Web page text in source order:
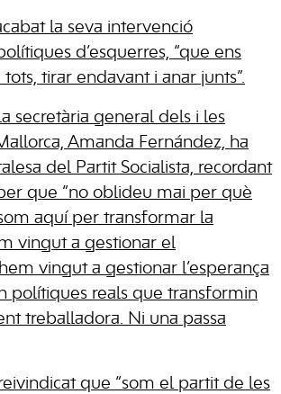
la seva intervenció
d’esquerres, “que ens
tirar endavant i anar junts”.
secretària general dels i les
Amanda Fernández, ha
del Partit Socialista, recordant
que “no oblideu mai per què
aquí per transformar la
vingut a gestionar el
vingut a gestionar l’esperança
polítiques reals que transformin
treballadora. Ni una passa
que “som el partit de les